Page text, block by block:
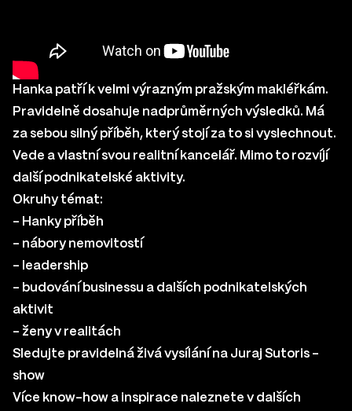
Hanka patří k velmi výrazným pražským makléřkám.
Pravidelně dosahuje nadprůměrných výsledků. Má
za sebou silný příběh, který stojí za to si vyslechnout.
Vede a vlastní svou realitní kancelář. Mimo to rozvíjí
další podnikatelské aktivity.
Okruhy témat:
– Hanky příběh
– nábory nemovitostí
– leadership
– budování businessu a dalších podnikatelských
aktivit
– ženy v realitách
Sledujte pravidelná živá vysílání na Juraj Sutoris –
show
Více know-how a inspirace naleznete v dalších